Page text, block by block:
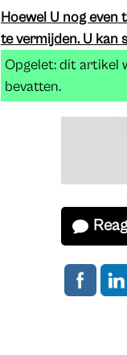
Hoewel U nog
te vermijden. U
Opgelet: dit artikel
bevatten.